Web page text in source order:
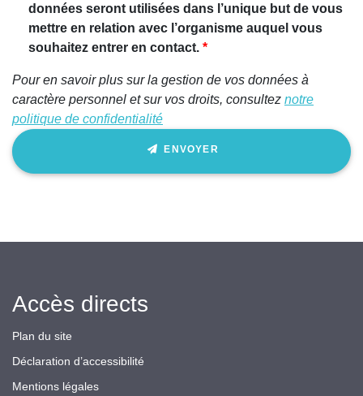
être
humain,
ignorez
champ
données seront utilisées dans l’unique but de vous
mettre en relation avec l’organisme auquel vous
souhaitez entrer en contact.
Pour en savoir plus sur la gestion de vos données à
caractère personnel et sur vos droits, consultez notre
politique de confidentialité
ENVOYER
Accès directs
Plan du site
Déclaration d’accessibilité
Mentions légales